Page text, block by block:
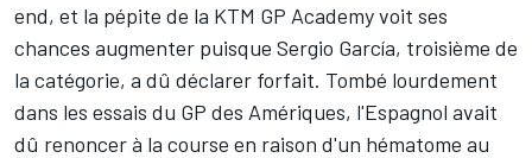
end, et la pépite de la KTM GP Academy voit ses
chances augmenter puisque Sergio García, troisième de
la catégorie, a dû déclarer forfait. Tombé lourdement
dans les essais du GP des Amériques, l'Espagnol avait
dû renoncer à la course en raison d'un hématome au